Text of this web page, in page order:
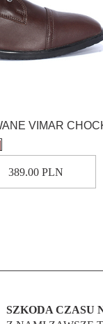
VIMAR
389.00 PLN
SZKODA CZASU